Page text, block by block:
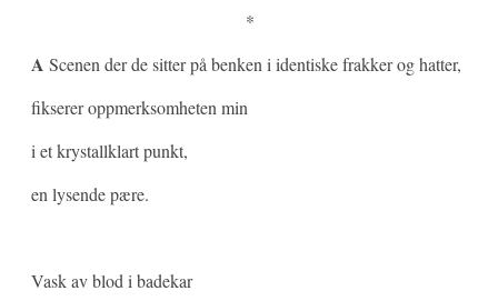
*
A Scenen der de sitter på benken i identiske frakker og hatter,
fikserer oppmerksomheten min
i et krystallklart punkt,
en lysende pære.
Vask av blod i badekar